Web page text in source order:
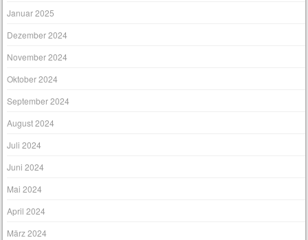
Januar 2025
Dezember 2024
November 2024
Oktober 2024
September 2024
August 2024
Juli 2024
Juni 2024
Mai 2024
April 2024
März 2024